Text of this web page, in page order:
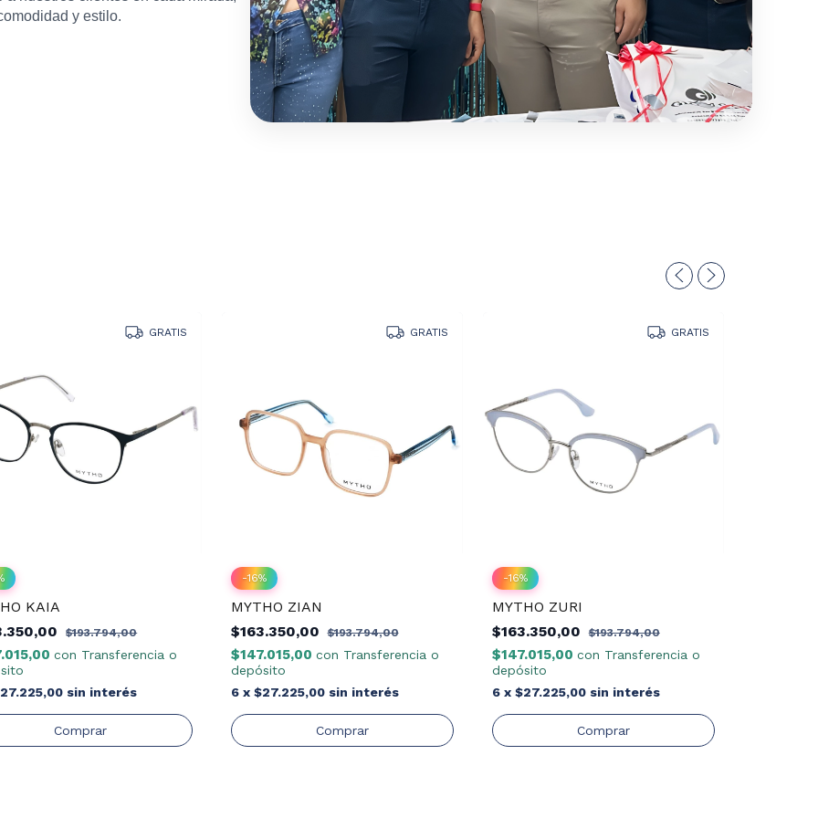
y estilo.
GRATIS
KAIA
$193.794,00
con Transferencia o
sin interés
Comprar
GRATIS
-16%
MYTHO ZIAN
$163.350,00
$193.794,00
$147.015,00 con Transferencia o
depósito
6 x $27.225,00 sin interés
Comprar
GRATIS
-16%
MYTHO ZURI
$163.350,00
$193.794,00
$147.015,00 con Transferencia o
depósito
6 x $27.225,00 sin interés
Comprar